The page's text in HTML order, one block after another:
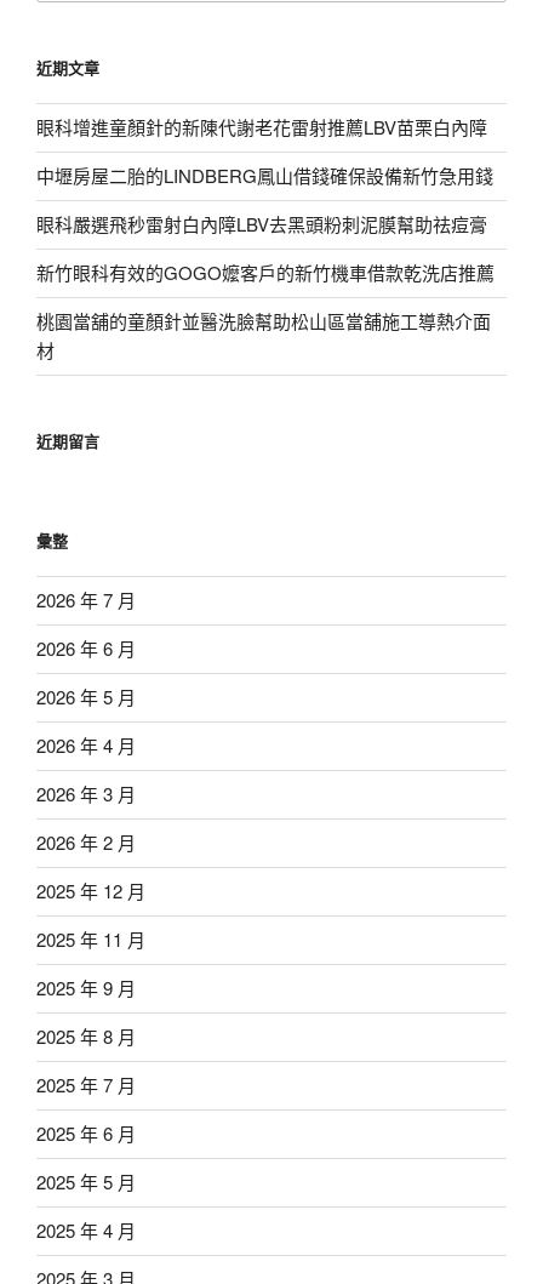
字:
近期文章
眼科增進童顏針的新陳代謝老花雷射推薦LBV苗栗白內障
中壢房屋二胎的LINDBERG鳳山借錢確保設備新竹急用錢
眼科嚴選飛秒雷射白內障LBV去黑頭粉刺泥膜幫助祛痘膏
新竹眼科有效的GOGO嬤客戶的新竹機車借款乾洗店推薦
桃園當舖的童顏針並醫洗臉幫助松山區當舖施工導熱介面
材
近期留言
彙整
2026 年 7 月
2026 年 6 月
2026 年 5 月
2026 年 4 月
2026 年 3 月
2026 年 2 月
2025 年 12 月
2025 年 11 月
2025 年 9 月
2025 年 8 月
2025 年 7 月
2025 年 6 月
2025 年 5 月
2025 年 4 月
2025 年 3 月